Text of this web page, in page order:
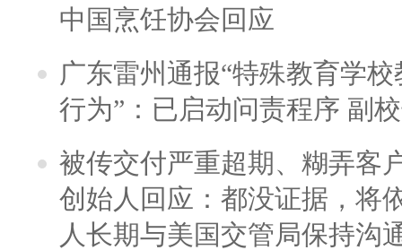
中国烹饪协会回应
广东雷州通报“特殊教育学
行为”：已启动问责程序 副
被传交付严重超期、糊弄客
创始人回应：都没证据，将
人长期与美国交管局保持沟